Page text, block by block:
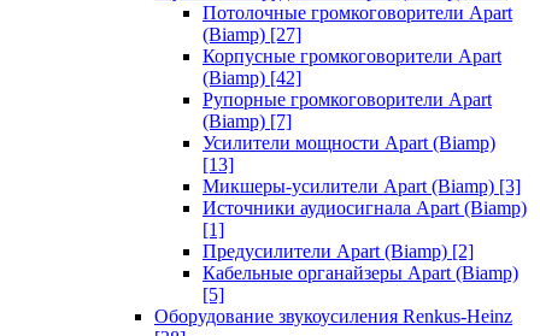
Потолочные громкоговорители Apart
(Biamp) [27]
Корпусные громкоговорители Apart
(Biamp) [42]
Рупорные громкоговорители Apart
(Biamp) [7]
Усилители мощности Apart (Biamp)
[13]
Микшеры-усилители Apart (Biamp) [3]
Источники аудиосигнала Apart (Biamp)
[1]
Предусилители Apart (Biamp) [2]
Кабельные органайзеры Apart (Biamp)
[5]
Оборудование звукоусиления Renkus-Heinz